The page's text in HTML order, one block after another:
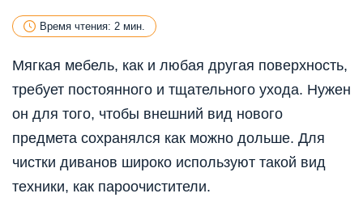
Время чтения: 2 мин.
Мягкая мебель, как и любая другая поверхность,
требует постоянного и тщательного ухода. Нужен
он для того, чтобы внешний вид нового
предмета сохранялся как можно дольше. Для
чистки диванов широко используют такой вид
техники, как пароочистители.